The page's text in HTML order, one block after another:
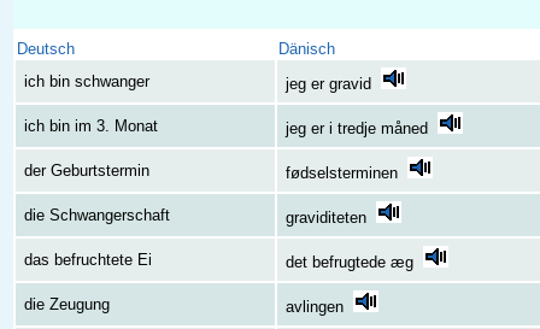
Deutsch
Dänisch
ich bin schwanger
jeg er gravid
ich bin im 3. Monat jeg er i tredje måned
der Geburtstermin fødselsterminen
die Schwangerschaft graviditeten
das befruchtete Ei det befrugtede æg
die Zeugung avlingen